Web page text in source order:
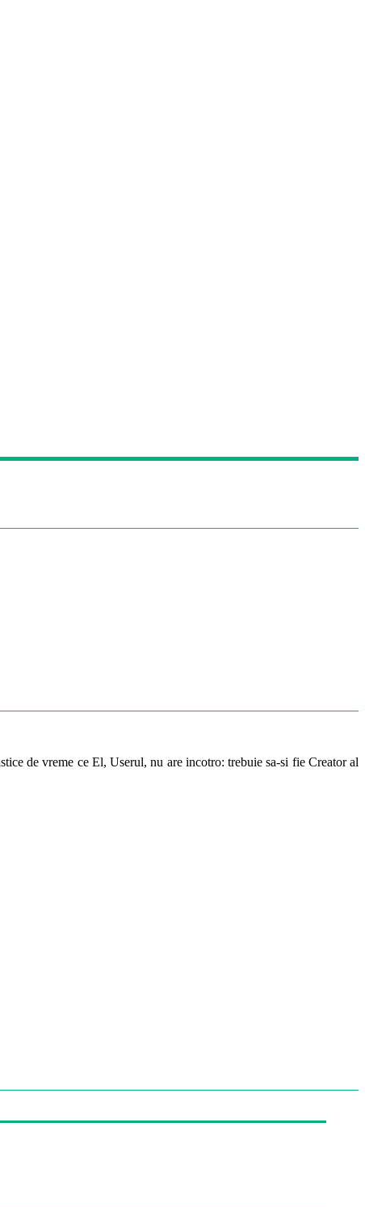
de vreme ce El, Userul, nu are incotro: trebuie sa-si fie Creator al